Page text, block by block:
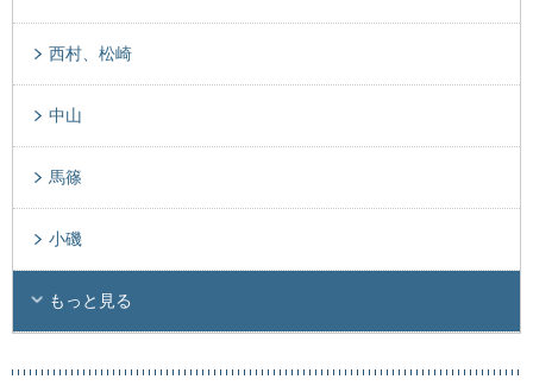
西村、松崎
中山
馬篠
小磯
もっと見る